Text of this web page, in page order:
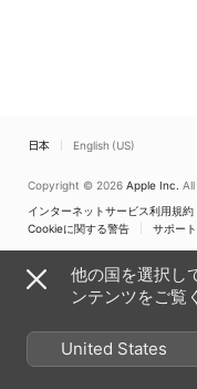
日本 English (US)
Copyright © 2026 Apple Inc.
インターネットサービス利用規約
Cookieに関する警告
サポート
他の国を選択し
ンテンツをご覧
United States